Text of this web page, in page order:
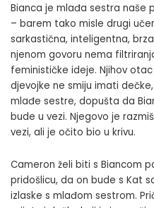
Bianca je mlađa sestra naše
– barem tako misle drugi
sarkastična, inteligentna,
njenom govoru nema
feminističke ideje. Njihov
djevojke ne smiju imati
mlađe sestre, dopušta da
bude u vezi. Njegovo je
vezi, ali je očito bio u krivu.
Cameron želi biti s Biancom
pridošlicu, da on bude s Kat
izlaske s mlađom sestrom.